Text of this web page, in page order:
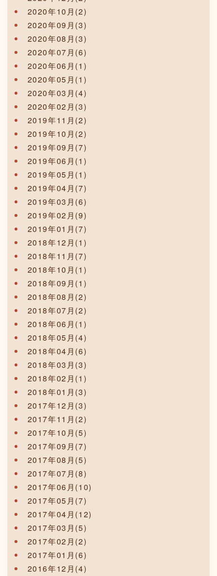
2020年10月(2)
2020年09月(3)
2020年08月(3)
2020年07月(6)
2020年06月(1)
2020年05月(1)
2020年03月(4)
2020年02月(3)
2019年11月(2)
2019年10月(2)
2019年09月(7)
2019年06月(1)
2019年05月(1)
2019年04月(7)
2019年03月(6)
2019年02月(9)
2019年01月(7)
2018年12月(1)
2018年11月(7)
2018年10月(1)
2018年09月(1)
2018年08月(2)
2018年07月(2)
2018年06月(1)
2018年05月(4)
2018年04月(6)
2018年03月(3)
2018年02月(1)
2018年01月(3)
2017年12月(3)
2017年11月(2)
2017年10月(5)
2017年09月(7)
2017年08月(5)
2017年07月(8)
2017年06月(10)
2017年05月(7)
2017年04月(12)
2017年03月(5)
2017年02月(2)
2017年01月(6)
2016年12月(4)